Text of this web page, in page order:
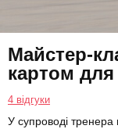
Майстер-
картом
4 відгуки
У супроводі тренера